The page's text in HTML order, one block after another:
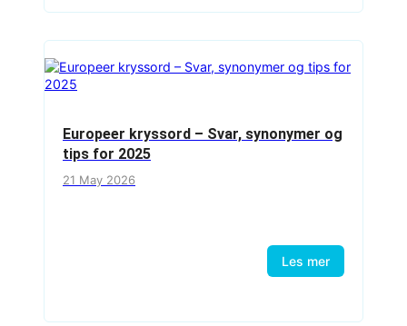
Europeer kryssord – Svar, synonymer og
tips for 2025
21 May 2026
Les mer